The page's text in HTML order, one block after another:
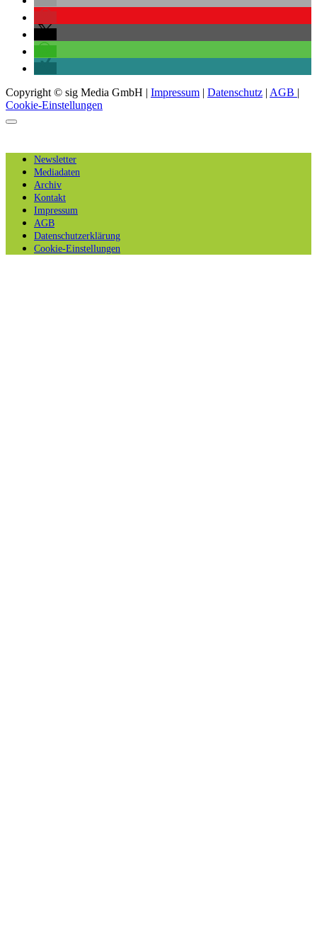
Copyright © sig Media GmbH | Impressum | Datenschutz | AGB |
Cookie-Einstellungen
Newsletter
Mediadaten
Archiv
Kontakt
Impressum
AGB
Datenschutzerklärung
Cookie-Einstellungen